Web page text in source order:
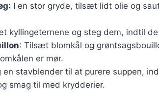
: I en stor gryde, tilsæt lidt olie og
kyllingeternene og steg dem, indtil
: Tilsæt blomkål og
er mør.
en stavblender til at purere suppen,
smag til med krydderier.